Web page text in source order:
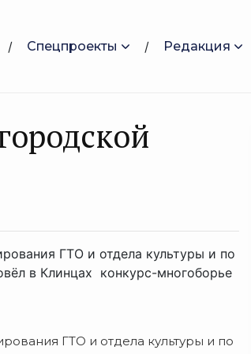
Спецпроекты Редакция
ГТО и отдела культуры и по
в Клинцах конкурс-многоборье
ГТО и отдела культуры и по